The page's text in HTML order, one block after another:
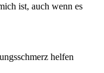
ist, auch wenn es
helfen